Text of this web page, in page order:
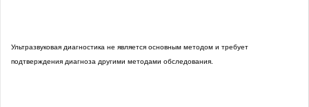
Ультразвуковая диагностика не является основным методом и требует
подтверждения диагноза другими методами обследования.